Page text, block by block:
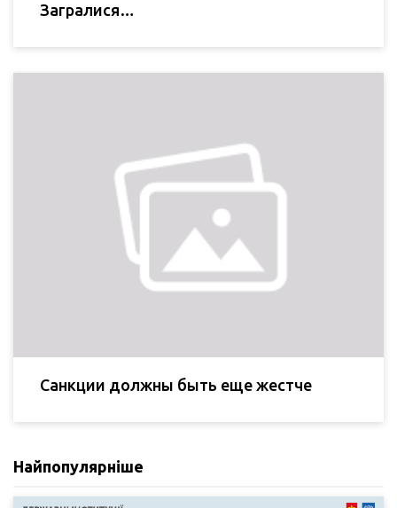
Загралися…
Санкции должны быть еще жестче
Найпопулярніше